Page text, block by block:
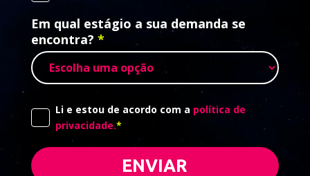
Em qual estágio a sua demanda se
encontra?
Li e estou de acordo com a política de
privacidade.
ENVIAR